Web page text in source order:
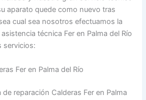
aparato quede como nuevo tras
cual sea nosotros efectuamos la
técnica Fer en Palma del Río
servicios:
Fer en Palma del Río
reparación Calderas Fer en Palma